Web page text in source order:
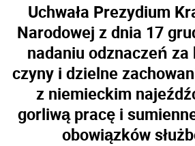
Uchwała Prezydium
Narodowej z dnia 17
nadaniu odznaczeń
czyny i dzielne
z niemieckim
gorliwą pracę i
obowiązków